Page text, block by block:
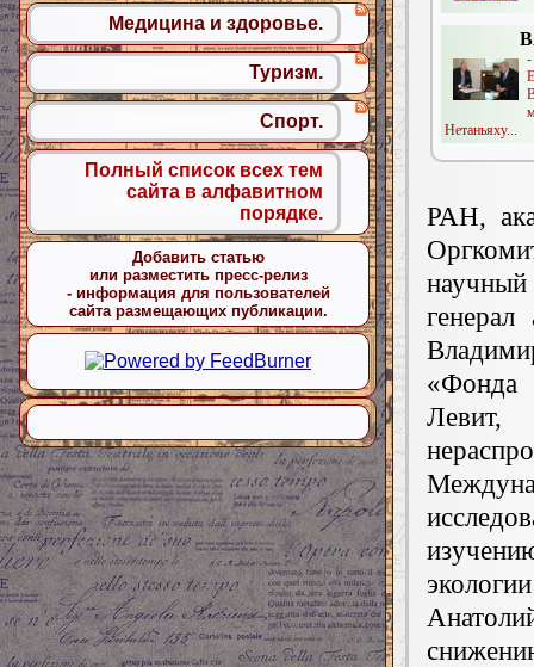
-
Нетаньяху...
РАН,
«Фонда
Медицина и здоровье.
Туризм.
Спорт.
Полный список всех тем
сайта в алфавитном
порядке.
Добавить статью
или разместить пресс-релиз
- информация для пользователей
сайта размещающих публикации.